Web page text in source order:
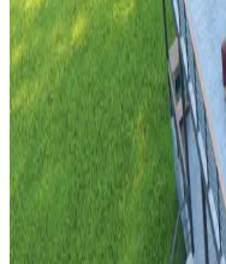
Merdiven boşluğunda ayna
güvenlik ve estetik
çıkan görüşler, aynanın
vurgular.
Küçük Halıların
Uygun Çözümler
Küçük halıların kaymasını
bantlar ve silikon bazlı
Zemine zarar vermeden